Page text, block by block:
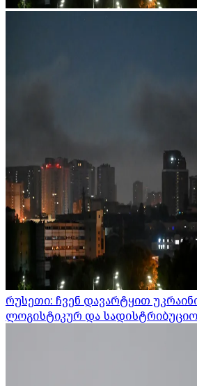
რუსეთი: ჩვენ დავარტყით
ლოგისტიკურ და სადისტრიბუციო